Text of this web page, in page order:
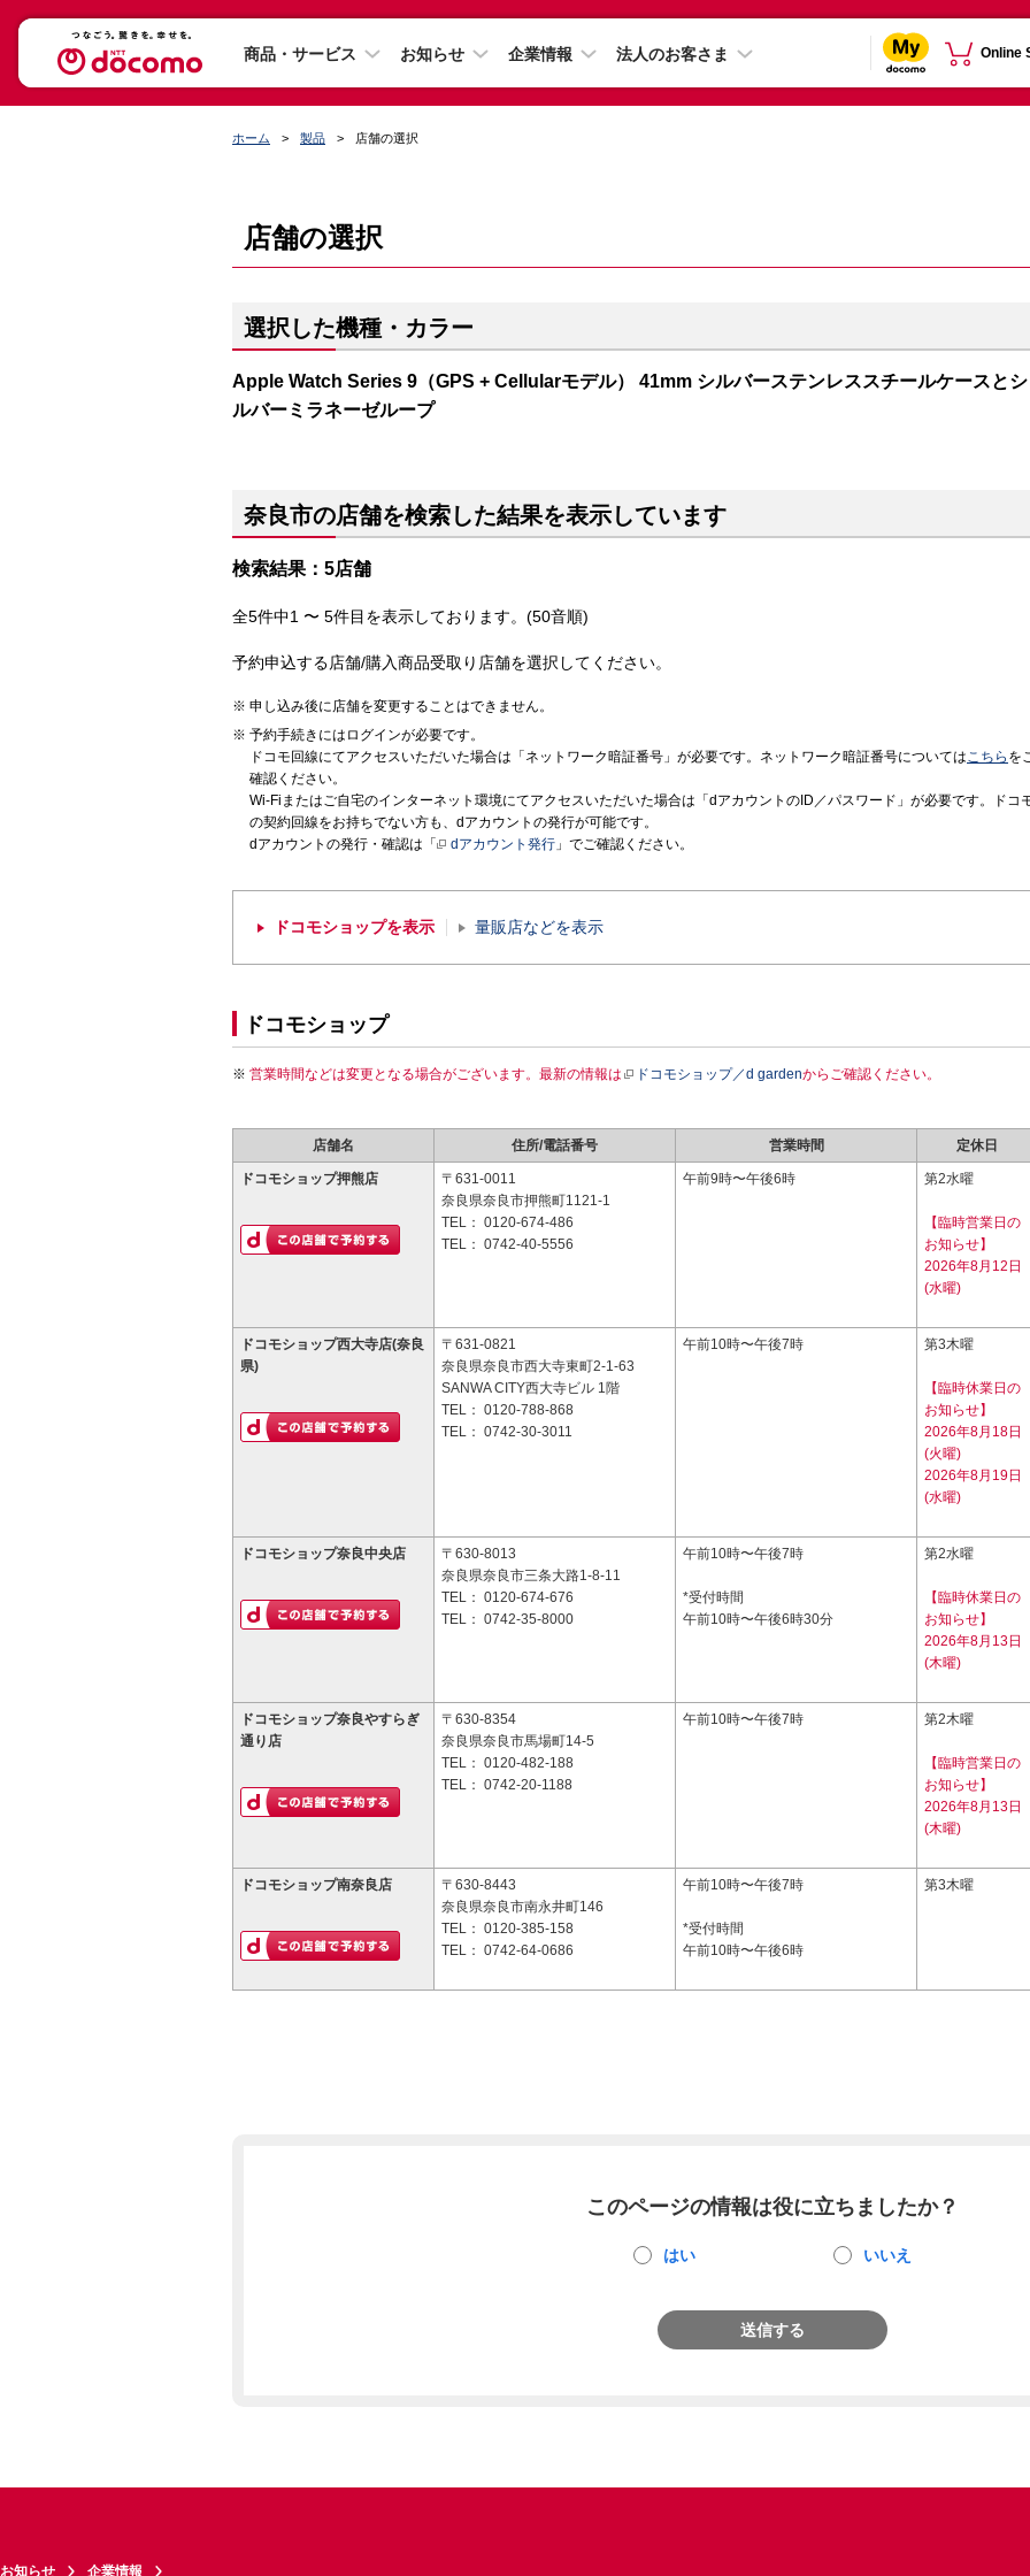
商品・サービス お知らせ 企業情報 法人のお客さま Online
ホーム 製品 店舗の選択
店舗の選択
選択した機種・カラー
Apple Watch Series 9（GPS + Cellularモデル） 41mm シルバーステンレススチールケースとシ
ルバーミラネーゼループ
奈良市の店舗を検索した結果を表示しています
検索結果：5店舗
全5件中1 〜 5件目を表示しております。(50音順)
予約申込する店舗/購入商品受取り店舗を選択してください。
申し込み後に店舗を変更することはできません。
予約手続きにはログインが必要です。
ドコモ回線にてアクセスいただいた場合は「ネットワーク暗証番号」が必要です。ネットワーク暗証番号についてはこちら を
確認ください。
Wi-Fiまたはご自宅のインターネット環境にてアクセスいただいた場合は「dアカウントのID／パスワード」が必要です。ドコ
の契約回線をお持ちでない方も、dアカウントの発行が可能です。
dアカウントの発行・確認は「
dアカウント発行 」でご確認ください。
ドコモショップを表示 量販店などを表示
ドコモショップ
営業時間などは変更となる場合がございます。最新の情報は ドコモショップ／d gardenからご確認ください。
店舗名 住所/電話番号 営業時間 定休日
ドコモショップ押熊店
〒631-0011
奈良県奈良市押熊町1121-1
TEL： 0120-674-486
TEL： 0742-40-5556
午前9時〜午後6時 第2水曜
【臨時営業日の
お知らせ】
2026年8月12日
(水曜)
ドコモショップ西大寺店(奈良
県)
〒631-0821
奈良県奈良市西大寺東町2-1-63
SANWA CITY西大寺ビル 1階
TEL： 0120-788-868
TEL： 0742-30-3011
午前10時〜午後7時 第3木曜
【臨時休業日の
お知らせ】
2026年8月18日
(火曜)
2026年8月19日
(水曜)
ドコモショップ奈良中央店
〒630-8013
奈良県奈良市三条大路1-8-11
TEL： 0120-674-676
TEL： 0742-35-8000
午前10時〜午後7時
*受付時間
午前10時〜午後6時30分
第2水曜
【臨時休業日の
お知らせ】
2026年8月13日
(木曜)
ドコモショップ奈良やすらぎ
通り店
〒630-8354
奈良県奈良市馬場町14-5
TEL： 0120-482-188
TEL： 0742-20-1188
午前10時〜午後7時 第2木曜
【臨時営業日の
お知らせ】
2026年8月13日
(木曜)
ドコモショップ南奈良店
〒630-8443
奈良県奈良市南永井町146
TEL： 0120-385-158
TEL： 0742-64-0686
午前10時〜午後7時
*受付時間
午前10時〜午後6時
第3木曜
このページの情報は役に立ちましたか？
はい いいえ
送信する
お知らせ 企業情報